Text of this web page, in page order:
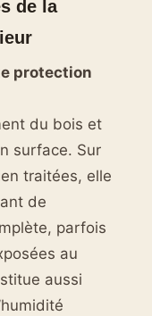
de la
protection
du bois et
surface. Sur
traitées, elle
de
parfois
au
aussi